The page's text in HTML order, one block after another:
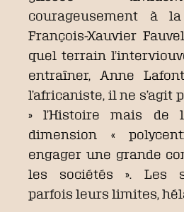
courageusement à
François-Xauvier
quel terrain
entraîner, Anne
l’africaniste, il ne s’agit
» l’Histoire mais de
dimension «
engager une grande
les sociétés ». Les
parfois leurs limites,